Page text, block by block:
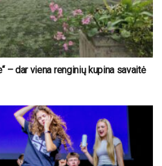
– dar viena renginių kupina savaitė